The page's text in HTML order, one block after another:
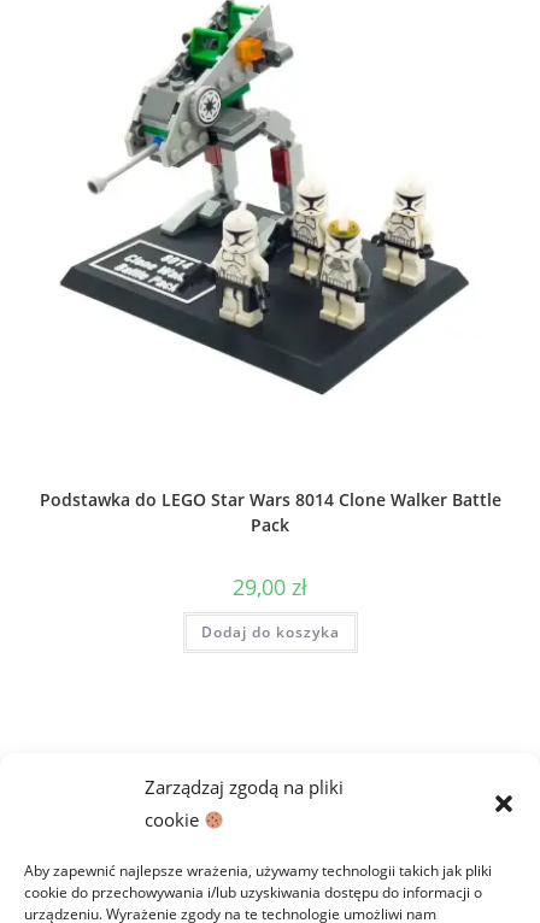
Zarządzaj zgodą na pliki
cookie
Aby zapewnić najlepsze wrażenia, używamy technologii takich jak pliki
cookie do przechowywania i/lub uzyskiwania dostępu do informacji o
urządzeniu. Wyrażenie zgody na te technologie umożliwi nam
Podstawka do LEGO Star Wars 8014 Clone Walker Battle
Pack
29,00 zł
Dodaj do koszyka